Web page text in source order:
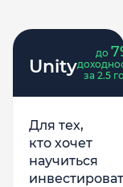
Unity
до
за 2.5
Для тех,
кто хочет
научиться
инвестировать